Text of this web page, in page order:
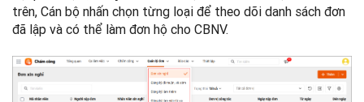
trên, Cán bộ nhấn chọn từng loại để theo dõi danh sách đơn
đã lập và có thể làm đơn hộ cho CBNV.